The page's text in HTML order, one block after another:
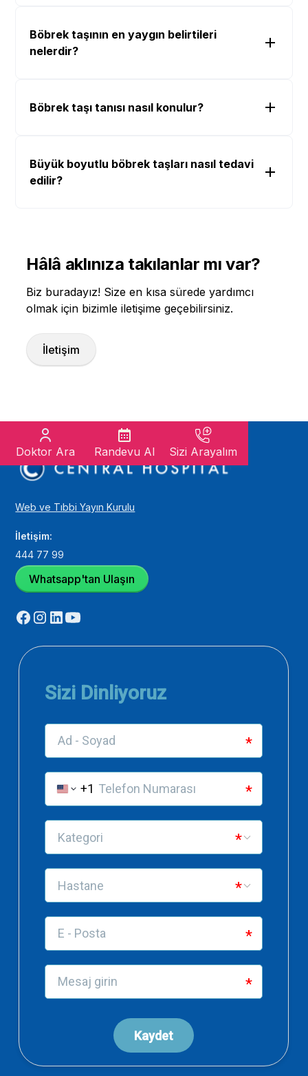
Böbrek taşının en yaygın belirtileri
nelerdir?
Böbrek taşı tanısı nasıl konulur?
Büyük boyutlu böbrek taşları nasıl tedavi
edilir?
Hâlâ aklınıza takılanlar mı var?
Biz buradayız! Size en kısa sürede yardımcı
olmak için bizimle iletişime geçebilirsiniz.
İletişim
Doktor Ara Randevu Al Sizi Arayalım
Web ve Tıbbi Yayın Kurulu
İletişim:
444 77 99
Whatsapp'tan Ulaşın